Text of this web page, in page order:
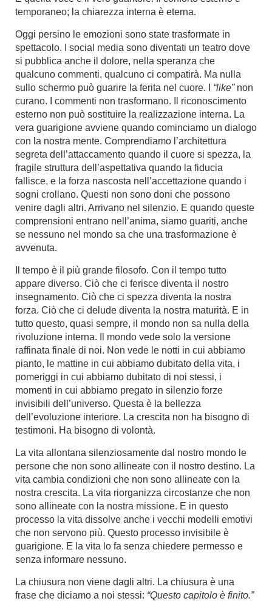
temporaneo; la chiarezza interna è eterna.
Oggi persino le emozioni sono state trasformate in
spettacolo. I social media sono diventati un teatro dove
si pubblica anche il dolore, nella speranza che
qualcuno commenti, qualcuno ci compatirà. Ma nulla
sullo schermo può guarire la ferita nel cuore. I “like”non
curano. I commenti non trasformano. Il riconoscimento
esterno non può sostituire la realizzazione interna. La
vera guarigione avviene quando cominciamo un dialogo
con la nostra mente. Comprendiamo l’architettura
segreta dell’attaccamento quando il cuore si spezza, la
fragile struttura dell’aspettativa quando la fiducia
fallisce, e la forza nascosta nell’accettazione quando i
sogni crollano. Questi non sono doni che possono
venire dagli altri. Arrivano nel silenzio. E quando queste
comprensioni entrano nell’anima, siamo guariti, anche
se nessuno nel mondo sa che una trasformazione è
avvenuta.
Il tempo è il più grande filosofo. Con il tempo tutto
appare diverso. Ciò che ci ferisce diventa il nostro
insegnamento. Ciò che ci spezza diventa la nostra
forza. Ciò che ci delude diventa la nostra maturità. E in
tutto questo, quasi sempre, il mondo non sa nulla della
rivoluzione interna. Il mondo vede solo la versione
raffinata finale di noi. Non vede le notti in cui abbiamo
pianto, le mattine in cui abbiamo dubitato della vita, i
pomeriggi in cui abbiamo dubitato di noi stessi, i
momenti in cui abbiamo pregato in silenzio forze
invisibili dell’universo. Questa è la bellezza
dell’evoluzione interiore. La crescita non ha bisogno di
testimoni. Ha bisogno di volontà.
La vita allontana silenziosamente dal nostro mondo le
persone che non sono allineate con il nostro destino. La
vita cambia condizioni che non sono allineate con la
nostra crescita. La vita riorganizza circostanze che non
sono allineate con la nostra missione. E in questo
processo la vita dissolve anche i vecchi modelli emotivi
che non servono più. Questo processo invisibile è
guarigione. E la vita lo fa senza chiedere permesso e
senza informare nessuno.
La chiusura non viene dagli altri. La chiusura è una
frase che diciamo a noi stessi: “Questo capitolo è finito.”